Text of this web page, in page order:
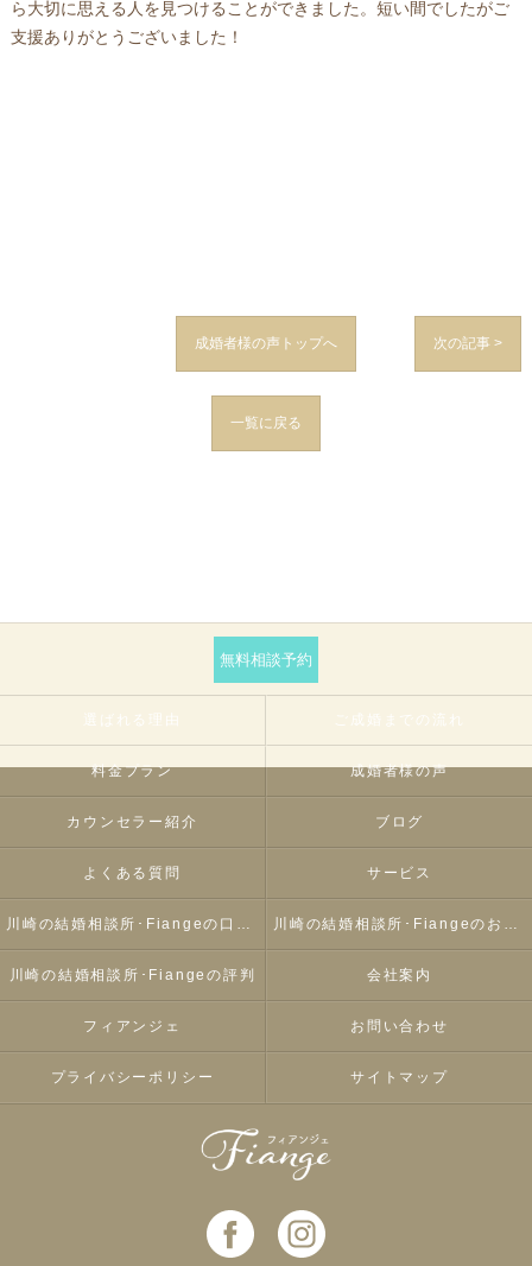
ら大切に思える人を見つけることができました。短い間でしたがご
支援ありがとうございました！
成婚者様の声トップへ 次の記事 >
一覧に戻る
無料相談予約
選ばれる理由 ご成婚までの流れ
料金プラン 成婚者様の声
カウンセラー紹介 ブログ
よくある質問 サービス
川崎の結婚相談所･Fiangeの口コミ情報 川崎の結婚相談所･Fiangeのお客様の声
川崎の結婚相談所･Fiangeの評判 会社案内
フィアンジェ お問い合わせ
プライバシーポリシー サイトマップ